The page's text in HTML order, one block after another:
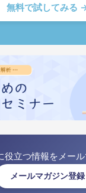
無料で試してみる
役立つ情報をメー
メールマガジン登録